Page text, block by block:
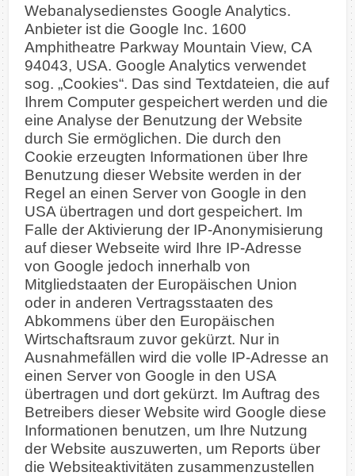
Webanalysedienstes Google Analytics.
Anbieter ist die Google Inc. 1600
Amphitheatre Parkway Mountain View, CA
94043, USA. Google Analytics verwendet
sog. „Cookies“. Das sind Textdateien, die auf
Ihrem Computer gespeichert werden und die
eine Analyse der Benutzung der Website
durch Sie ermöglichen. Die durch den
Cookie erzeugten Informationen über Ihre
Benutzung dieser Website werden in der
Regel an einen Server von Google in den
USA übertragen und dort gespeichert. Im
Falle der Aktivierung der IP-Anonymisierung
auf dieser Webseite wird Ihre IP-Adresse
von Google jedoch innerhalb von
Mitgliedstaaten der Europäischen Union
oder in anderen Vertragsstaaten des
Abkommens über den Europäischen
Wirtschaftsraum zuvor gekürzt. Nur in
Ausnahmefällen wird die volle IP-Adresse an
einen Server von Google in den USA
übertragen und dort gekürzt. Im Auftrag des
Betreibers dieser Website wird Google diese
Informationen benutzen, um Ihre Nutzung
der Website auszuwerten, um Reports über
die Websiteaktivitäten zusammenzustellen